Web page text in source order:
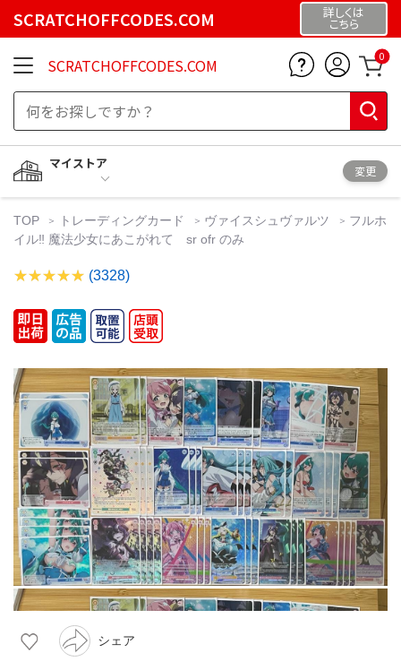
SCRATCHOFFCODES.COM 詳しくは
こちら
SCRATCHOFFCODES.COM 0
マイストア
変更
TOP トレーディングカード ヴァイスシュヴァルツ
フルホ
イル‼️ 魔法少女にあこがれて sr ofr のみ
(3328)
シェア